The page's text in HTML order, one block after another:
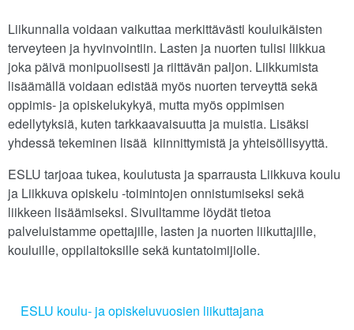
Liikunnalla voidaan vaikuttaa merkittävästi kouluikäisten
terveyteen ja hyvinvointiin. Lasten ja nuorten tulisi liikkua
joka päivä monipuolisesti ja riittävän paljon. Liikkumista
lisäämällä voidaan edistää myös nuorten terveyttä sekä
oppimis- ja opiskelukykyä, mutta myös oppimisen
edellytyksiä, kuten tarkkaavaisuutta ja muistia. Lisäksi
yhdessä tekeminen lisää kiinnittymistä ja yhteisöllisyyttä.
ESLU tarjoaa tukea, koulutusta ja sparrausta Liikkuva koulu
ja Liikkuva opiskelu -toimintojen onnistumiseksi sekä
liikkeen lisäämiseksi. Sivuiltamme löydät tietoa
palveluistamme opettajille, lasten ja nuorten liikuttajille,
kouluille, oppilaitoksille sekä kuntatoimijiolle.
ESLU koulu- ja opiskeluvuosien liikuttajana